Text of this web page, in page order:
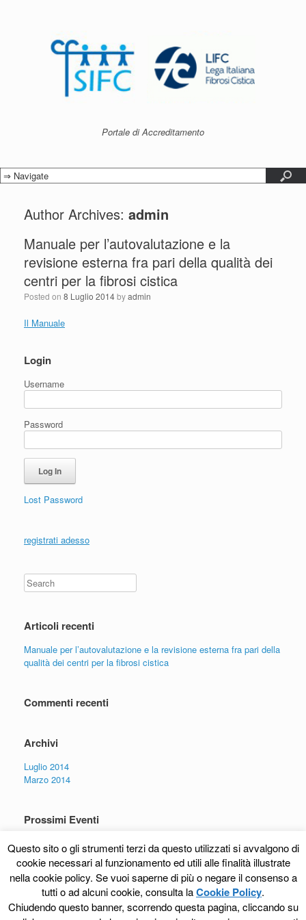
Portale di Accreditamento
Author Archives: admin
Manuale per l’autovalutazione e la
revisione esterna fra pari della qualità dei
centri per la fibrosi cistica
Posted on 8 Luglio 2014byadmin
Il Manuale
Login
Username
Password
Lost Password
registrati adesso
Search
Articoli recenti
Manuale per l’autovalutazione e la revisione esterna fra pari della
qualità dei centri per la fibrosi cistica
Commenti recenti
Archivi
Luglio 2014
Marzo 2014
Prossimi Eventi
Non ci sono eventi in programmazione
tutti gli eventi -->
Questo sito o gli strumenti terzi da questo utilizzati si avvalgono di
cookie necessari al funzionamento ed utili alle finalità illustrate
nella cookie policy. Se vuoi saperne di più o negare il consenso a
tutti o ad alcuni cookie, consulta laCookie Policy.
Chiudendo questo banner, scorrendo questa pagina, cliccando su